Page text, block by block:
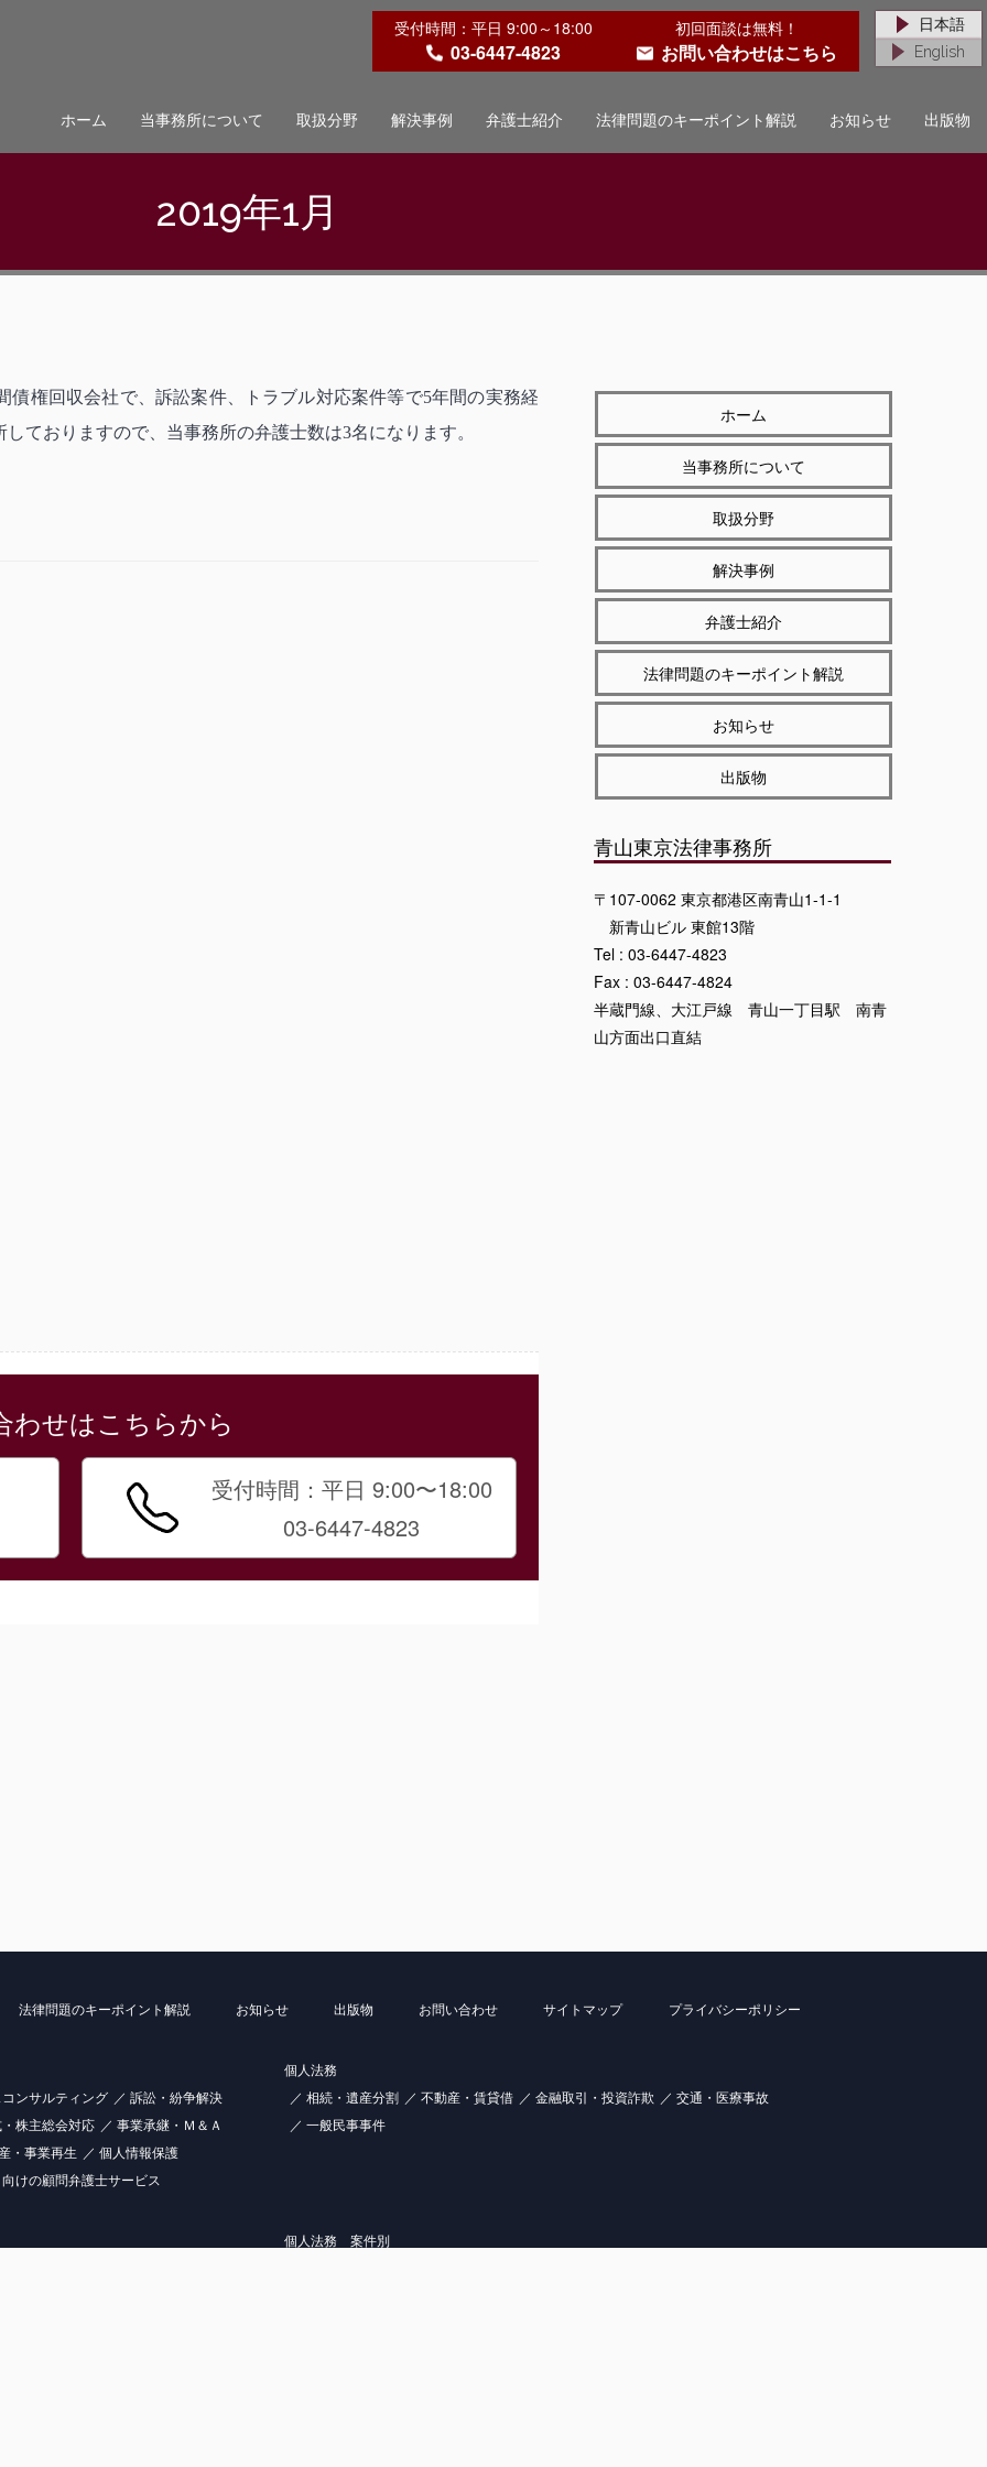
受付時間：平日 9:00～18:00
03-6447-4823
初回面談は無料！
お問い合わせはこちら
日本語
English
ホーム 当事務所について 取扱分野 解決事例 弁護士紹介 法律問題のキーポイント解説 お知らせ 出版物
2019年1月
権回収会社で、訴訟案件、トラブル対応案件等で5年間の実務経
ておりますので、当事務所の弁護士数は3名になります。
ホーム
当事務所について
取扱分野
解決事例
弁護士紹介
法律問題のキーポイント解説
お知らせ
出版物
青山東京法律事務所
〒107-0062 東京都港区南青山1-1-1
新青山ビル 東館13階
Tel : 03-6447-4823
Fax : 03-6447-4824
半蔵門線、大江戸線 青山一丁目駅 南青
山方面出口直結
わせはこちらから
受付時間：平日 9:00〜18:00
03-6447-4823
法律問題のキーポイント解説 お知らせ 出版物 お問い合わせ サイトマップ プライバシーポリシー
ンサルティング
訴訟・紛争解決
株主総会対応
事業承継・Ｍ＆Ａ
・事業再生
個人情報保護
けの顧問弁護士サービス
個人法務
相続・遺産分割
不動産・賃貸借 金融取引・投資詐欺
交通・医療事故
一般民事事件
個人法務 案件別